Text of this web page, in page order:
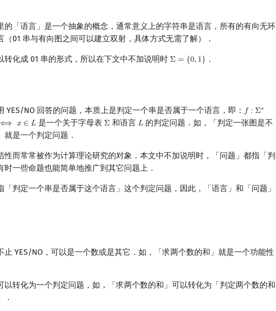
的「语言」是一个抽象的概念，通常意义上的字符串是语言，所有的有向无环
（01 串与有向图之间可以建立双射，具体方式无需了解）．
转化成 01 串的形式，所以在下文中不加说明时 Σ = {0,1}
Σ= {0 1} ．
YES/NO 回答的问题，本质上是判定一个串是否属于一个语言，即： 𝑓 : Σ∗
⟺ 𝑥 ∈ 𝐿
f: Σ ∗→
是一个关于字母表 Σ
Σ 和语言 𝐿
L的判定问题．如，「判定一张图是不
是一个判定问题．
性而常常被作为计算理论研究的对象．本文中不加说明时，「问题」都指「判
时一些命题也能简单地推广到其它问题上．
「判定一个串是否属于这个语言」这个判定问题，因此，「语言」和「问题」
止 YES/NO，可以是一个数或是其它．如，「求两个数的和」就是一个功能性
以转化为一个判定问题，如，「求两个数的和」可以转化为「判定两个数的和